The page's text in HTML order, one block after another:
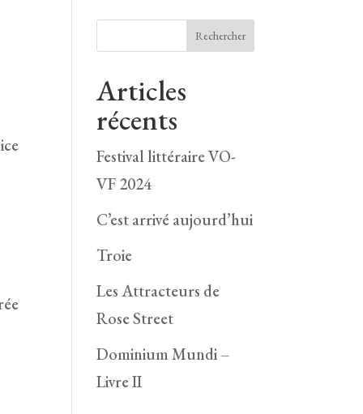
Rechercher
Articles
récents
Festival littéraire VO-
VF 2024
C’est arrivé aujourd’hui
Troie
Les Attracteurs de
Rose Street
Dominium Mundi –
Livre II